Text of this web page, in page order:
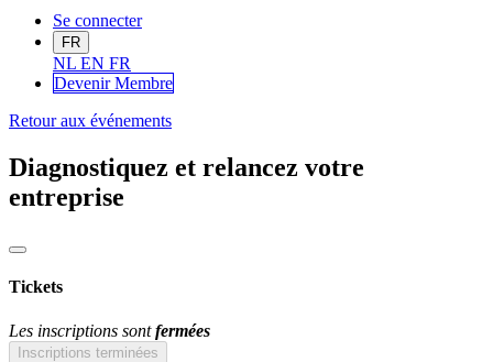
Se connecter
FR
NL EN FR
Devenir Membre
Retour aux événements
Diagnostiquez et relancez votre
entreprise
Tickets
Les inscriptions sontfermées
Inscriptions terminées